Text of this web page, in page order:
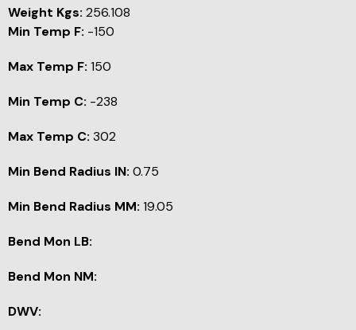
Weight Kgs: 256.108
Min Temp F: -150
Max Temp F: 150
Min Temp C: -238
Max Temp C: 302
Min Bend Radius IN: 0.75
Min Bend Radius MM: 19.05
Bend Mon LB:
Bend Mon NM:
DWV: